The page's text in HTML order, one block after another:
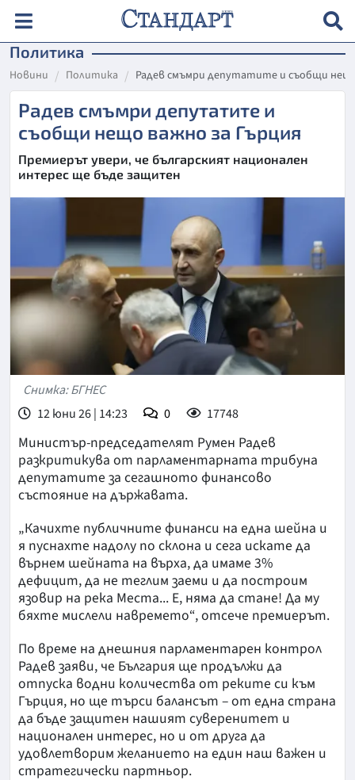
Политика
Новини Политика Радев смъмри депутатите и съобщи
Радев смъмри депутатите и
съобщи нещо важно за Гърция
Премиерът увери, че българският национален
интерес ще бъде защитен
Снимка: БГНЕС
12 юни 26 | 14:23
0 17748
Министър-председателят Румен Радев
разкритикува от парламентарната трибуна
депутатите за сегашното финансово
състояние на държавата.
„Качихте публичните финанси на една шейна и
я пуснахте надолу по склона и сега искате да
върнем шейната на върха, да имаме 3%
дефицит, да не теглим заеми и да построим
язовир на река Места... Е, няма да стане! Да му
бяхте мислели навремето“, отсече премиерът.
По време на днешния парламентарен контрол
Радев заяви, че България ще продължи да
отпуска водни количества от реките си към
Гърция, но ще търси балансът – от една страна
да бъде защитен нашият суверенитет и
национален интерес, но и от друга да
удовлетворим желанието на един наш важен и
стратегически партньор.